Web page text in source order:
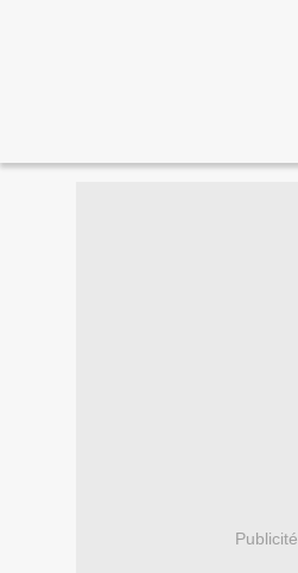
Publicité